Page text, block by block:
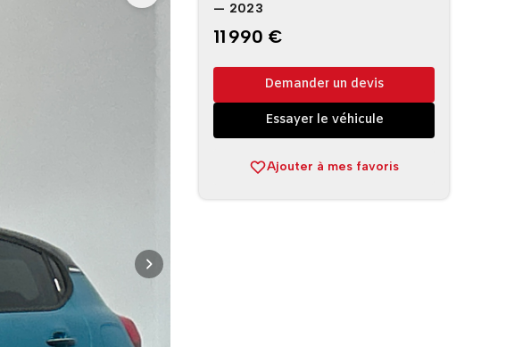
— 2023
11 990 €
Demander un devis
Essayer le véhicule
Ajouter à mes favoris